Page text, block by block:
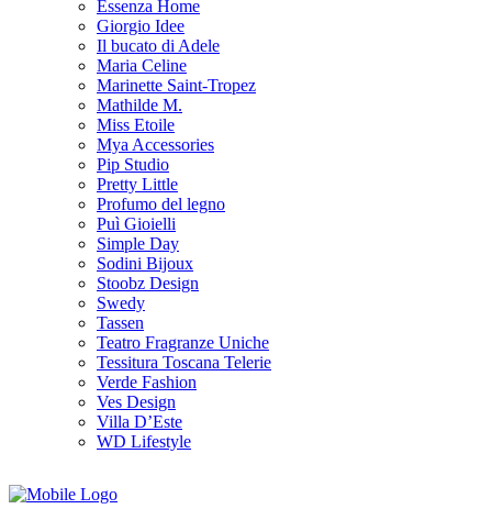
Essenza Home
Giorgio Idee
Il bucato di Adele
Maria Celine
Marinette Saint-Tropez
Mathilde M.
Miss Etoile
Mya Accessories
Pip Studio
Pretty Little
Profumo del legno
Puì Gioielli
Simple Day
Sodini Bijoux
Stoobz Design
Swedy
Tassen
Teatro Fragranze Uniche
Tessitura Toscana Telerie
Verde Fashion
Ves Design
Villa D’Este
WD Lifestyle